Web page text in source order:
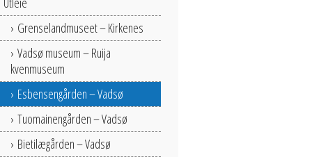
Grenselandmuseet – Kirkenes
Vadsø museum – Ruija
kvenmuseum
Esbensengården – Vadsø
Tuomainengården – Vadsø
Bietilægården – Vadsø